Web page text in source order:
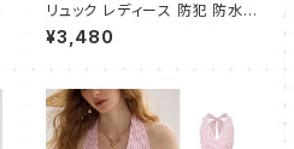
リュック レディース 防犯 防水
軽量 リュックサック ショルダー
ハンドバッグ 3way マザーズバ
¥3,480